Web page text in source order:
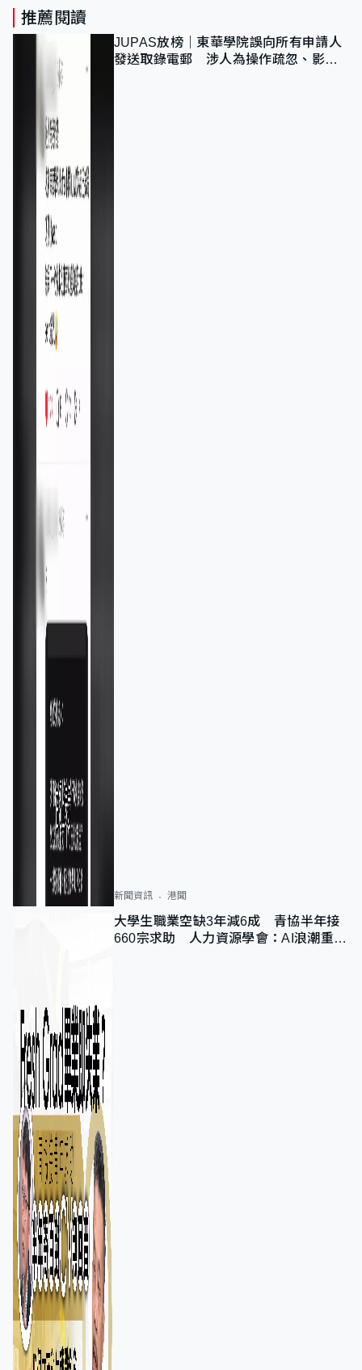
推薦閱讀
JUPAS放榜｜東華學院誤向所有申請人
發送取錄電郵 涉人為操作疏忽、影響
新聞資訊 港聞
大學生職業空缺3年減6成 青協半年接
660宗求助 人力資源學會：AI浪潮重整